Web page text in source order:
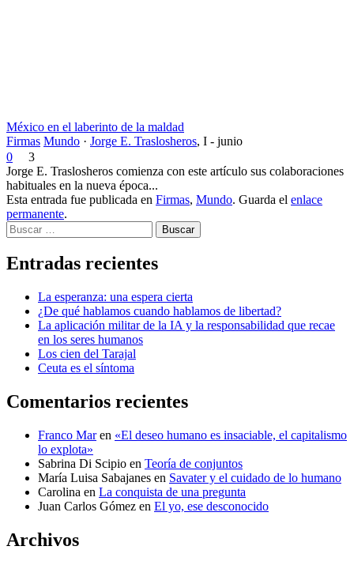
México en el laberinto de la maldad
Firmas Mundo · Jorge E. Traslosheros, I - junio
0
3
Jorge E. Traslosheros comienza con este artículo sus colaboraciones
habituales en la nueva época...
Esta entrada fue publicada en Firmas, Mundo. Guarda el enlace
permanente.
Buscar
Entradas recientes
La esperanza: una espera cierta
¿De qué hablamos cuando hablamos de libertad?
La aplicación militar de la IA y la responsabilidad que recae
en los seres humanos
Los cien del Tarajal
Ceuta es el síntoma
Comentarios recientes
Franco Maren «El deseo humano es insaciable, el capitalismo
lo explota»
Sabrina Di Scipio en Teoría de conjuntos
María Luisa Sabajanes en Savater y el cuidado de lo humano
Carolina en La conquista de una pregunta
Juan Carlos Gómez en El yo, ese desconocido
Archivos